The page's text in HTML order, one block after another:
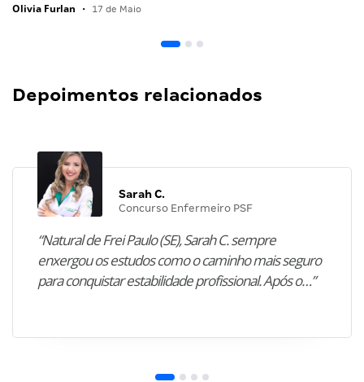
Olivia Furlan • 17 de Maio
Depoimentos relacionados
Sarah C.
Concurso Enfermeiro PSF
“Natural de Frei Paulo (SE), Sarah C. sempre
enxergou os estudos como o caminho mais seguro
para conquistar estabilidade profissional. Após o…”